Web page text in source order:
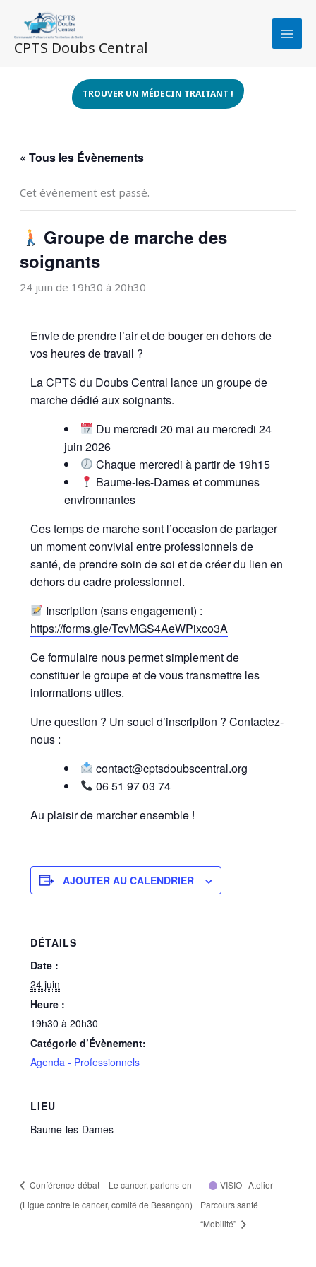
contenu
CPTS Doubs Central
TROUVER UN MÉDECIN TRAITANT !
« Tous les Évènements
Cet évènement est passé.
Groupe de marche des
soignants
24 juin de 19h30 à 20h30
Envie de prendre l’air et de bouger en dehors de
vos heures de travail ?
La CPTS du Doubs Central lance un groupe de
marche dédié aux soignants.
Du mercredi 20 mai au mercredi 24
juin 2026
Chaque mercredi à partir de 19h15
Baume-les-Dames et communes
environnantes
Ces temps de marche sont l’occasion de partager
un moment convivial entre professionnels de
santé, de prendre soin de soi et de créer du lien en
dehors du cadre professionnel.
Inscription (sans engagement) :
https://forms.gle/TcvMGS4AeWPixco3A
Ce formulaire nous permet simplement de
constituer le groupe et de vous transmettre les
informations utiles.
Une question ? Un souci d’inscription ? Contactez-
nous :
contact@cptsdoubscentral.org
06 51 97 03 74
Au plaisir de marcher ensemble !
AJOUTER AU CALENDRIER
DÉTAILS
Date :
24 juin
Heure :
19h30 à 20h30
Catégorie d’Évènement:
Agenda - Professionnels
LIEU
Baume-les-Dames
Conférence-débat – Le cancer, parlons-en
(Ligue contre le cancer, comité de Besançon)
VISIO | Atelier –
Parcours santé
“Mobilité”